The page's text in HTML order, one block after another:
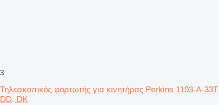
3
Τηλεσκοπικός φορτωτής για κινητήρας Perkins 1103-A-33T
DD, DK